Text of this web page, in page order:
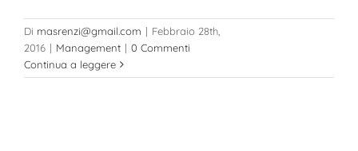
Di masrenzi@gmail.com | Febbraio 28th,
2016 | Management | 0 Commenti
Continua a leggere